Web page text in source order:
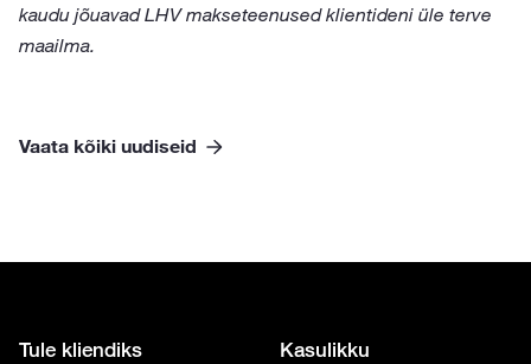
kaudu jõuavad LHV makseteenused klientideni üle terve
maailma.
Vaata kõiki uudiseid
Tule kliendiks Kasulikku